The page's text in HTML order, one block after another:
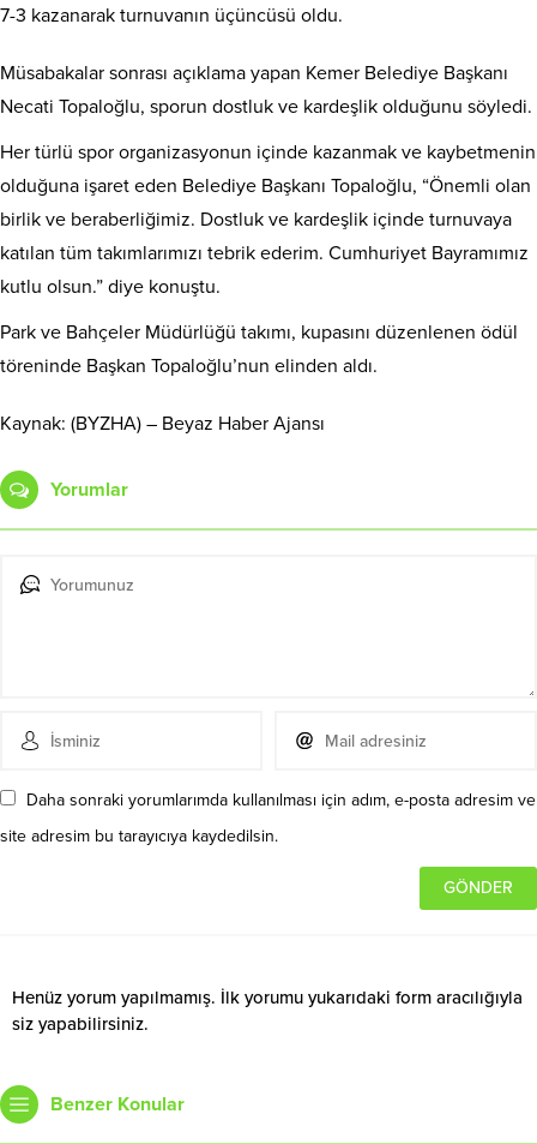
7-3 kazanarak turnuvanın üçüncüsü oldu.
Müsabakalar sonrası açıklama yapan Kemer Belediye Başkanı
Necati Topaloğlu, sporun dostluk ve kardeşlik olduğunu söyledi.
Her türlü spor organizasyonun içinde kazanmak ve kaybetmenin
olduğuna işaret eden Belediye Başkanı Topaloğlu, “Önemli olan
birlik ve beraberliğimiz. Dostluk ve kardeşlik içinde turnuvaya
katılan tüm takımlarımızı tebrik ederim. Cumhuriyet Bayramımız
kutlu olsun.” diye konuştu.
Park ve Bahçeler Müdürlüğü takımı, kupasını düzenlenen ödül
töreninde Başkan Topaloğlu’nun elinden aldı.
Kaynak: (BYZHA) – Beyaz Haber Ajansı
Yorumlar
Daha sonraki yorumlarımda kullanılması için adım, e-posta adresim ve
site adresim bu tarayıcıya kaydedilsin.
Henüz yorum yapılmamış. İlk yorumu yukarıdaki form aracılığıyla
siz yapabilirsiniz.
Benzer Konular